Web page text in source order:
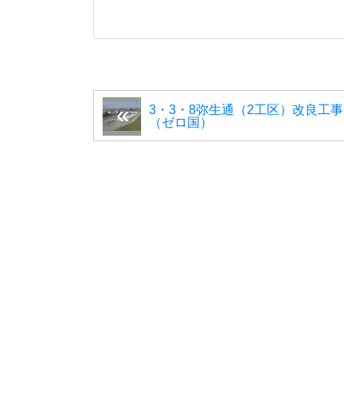
3・3・8弥生通（2工区）改良工事
（ゼロ国）